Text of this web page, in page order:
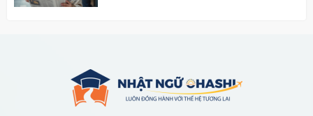
Du học sau đại học tại Nhật Bản: Cơ hội học hỏi và
trải nghiệm nền giáo dục chất lượng cao